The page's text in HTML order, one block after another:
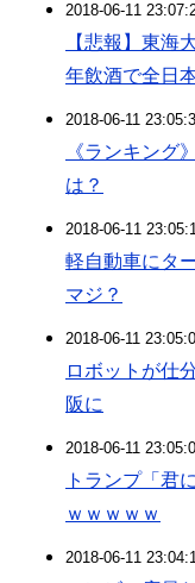
2018-06-11
【悲報】東海
年飲酒で全日
2018-06-11
《ランキング
は？
2018-06-11
軽自動車にタ
マジ？
2018-06-11
ロボットが仕
阪に
2018-06-11
トランプ「君
ｗｗｗｗｗ
2018-06-11